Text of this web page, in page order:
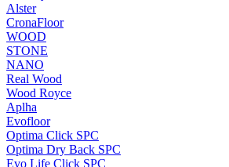
Alster
CronaFloor
WOOD
STONE
NANO
Real Wood
Wood Royce
Aplha
Evofloor
Optima Click SPC
Optima Dry Back SPC
Evo Life Click SPC